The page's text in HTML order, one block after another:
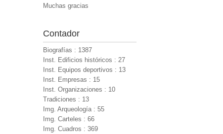
Muchas gracias
Contador
Biografías : 1387
Inst. Edificios históricos : 27
Inst. Equipos deportivos : 13
Inst. Empresas : 15
Inst. Organizaciones : 10
Tradiciones : 13
Img. Arqueología : 55
Img. Carteles : 66
Img. Cuadros : 369